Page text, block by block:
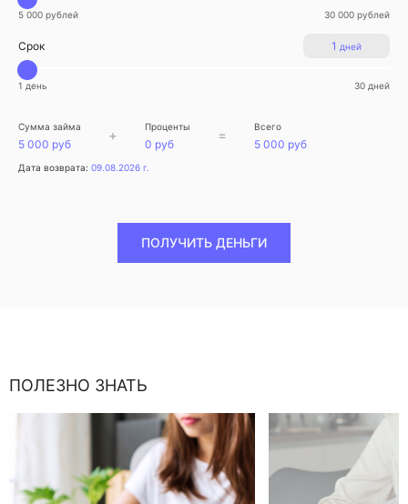
5 000 рублей 30 000 рублей
1 дней
Срок
1 день 30 дней
Сумма займа
5 000 руб
+ Проценты
0 руб
= Всего
5 000 руб
Дата возврата: 09.08.2026 г.
ПОЛУЧИТЬ ДЕНЬГИ
ПОЛЕЗНО ЗНАТЬ